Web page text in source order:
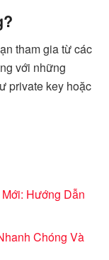
tham gia từ các
với những
private key hoặc
Hướng Dẫn
Chóng Và